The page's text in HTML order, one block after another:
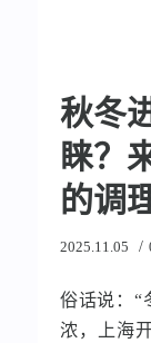
秋冬
睐？
的调
2025.11.05 /
俗话说：“
浓，上海